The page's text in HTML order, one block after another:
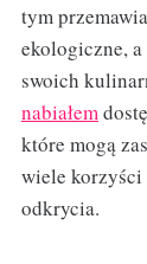
tym
ekologiczne,
swoich
nabiałem
które mogą
wiele korzyści
odkrycia.